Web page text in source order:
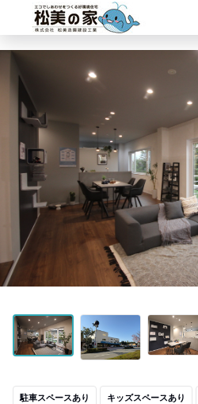
駐車スペースあり キッズスペースあり